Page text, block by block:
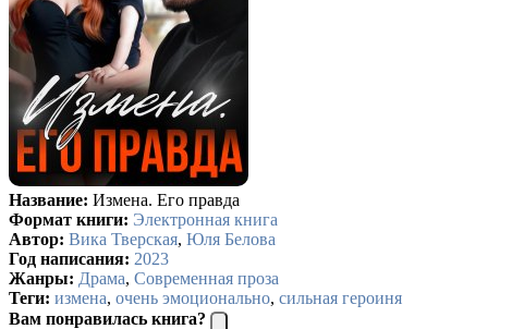
Название: Измена. Его правда
Формат книги: Электронная книга
Автор: Вика Тверская, Юля Белова
Год написания: 2023
Жанры: Драма, Современная проза
Теги: измена, очень эмоционально, сильная героиня
Вам понравилась книга?